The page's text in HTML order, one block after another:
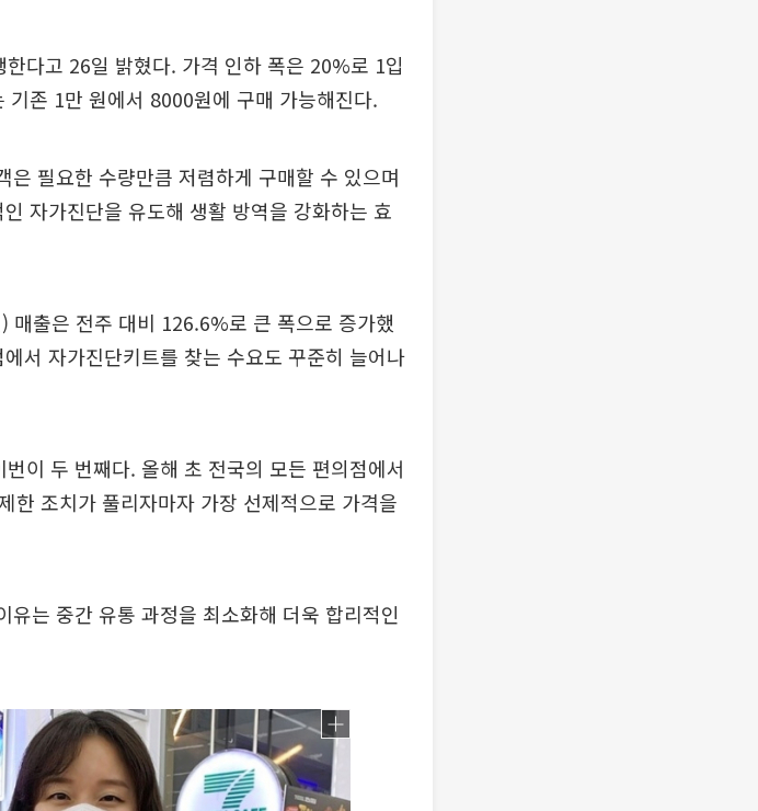
다고 26일 밝혔다. 가격 인하 폭은 20%로 1입
존 1만 원에서 8000원에 구매 가능해진다.
필요한 수량만큼 저렴하게 구매할 수 있으며
자가진단을 유도해 생활 방역을 강화하는 효
매출은 전주 대비 126.6%로 큰 폭으로 증가했
서 자가진단키트를 찾는 수요도 꾸준히 늘어나
이 두 번째다. 올해 초 전국의 모든 편의점에서
한 조치가 풀리자마자 가장 선제적으로 가격을
는 중간 유통 과정을 최소화해 더욱 합리적인